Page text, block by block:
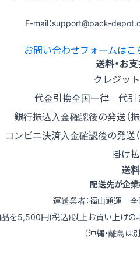
E-mail：support@pack-
お問い合わせフォームはこ
送料・お
クレジッ
代金引換全国一律 代引
銀行振込入金確認後の発送（
コンビニ決済入金確認後の発送
掛け
送料
配送先が企
運送業者：福山通運
品を5,500円(税込)以上お買い上げの
（沖縄・離島は